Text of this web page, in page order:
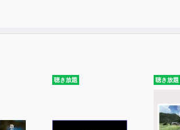
聴き放題 聴き放題